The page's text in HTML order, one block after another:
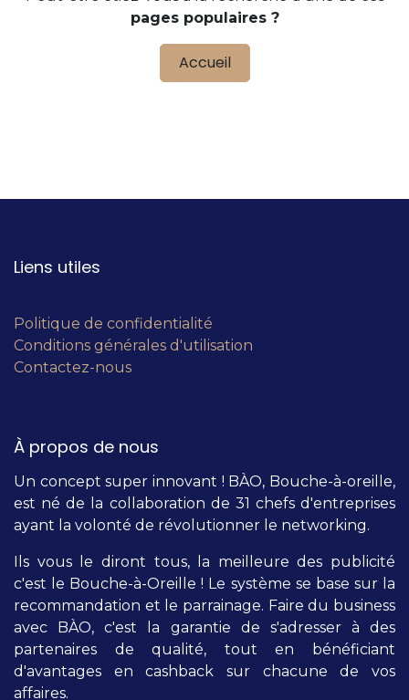
pages populaires ?
Accueil
Liens utiles
Politique de confidentialité
Conditions générales d'utilisation
Contactez-nous
À propos de nous
Un concept super innovant ! BÀO, Bouche-à-oreille,
est né de la collaboration de 31 chefs d'entreprises
ayant la volonté de révolutionner le networking.
Ils vous le diront tous, la meilleure des publicité
c'est le Bouche-à-Oreille ! Le système se base sur la
recommandation et le parrainage. Faire du business
avec BÀO, c'est la garantie de s'adresser à des
partenaires de qualité, tout en bénéficiant
d'avantages en cashback sur chacune de vos
affaires.